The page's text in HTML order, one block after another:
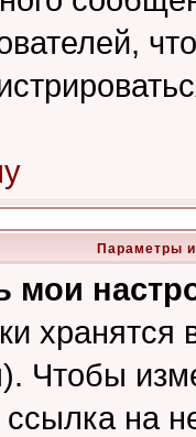
Параметры
мои
Чтобы
на